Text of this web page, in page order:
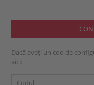
Dacă aveți un cod de
aici: